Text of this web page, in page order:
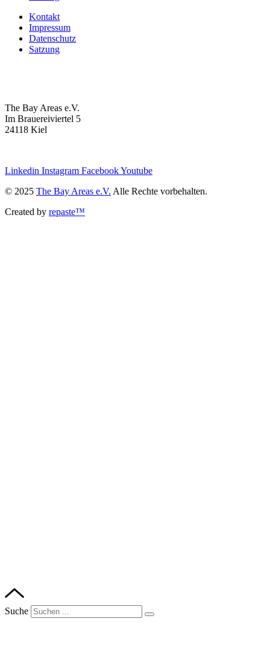
Kontakt
Impressum
Datenschutz
Satzung
The Bay Areas e.V.
Im Brauereiviertel 5
24118 Kiel
Linkedin Instagram FacebookYoutube
© 2025 The Bay Areas e.V. Alle Rechte vorbehalten.
Created by repaste™
Suche